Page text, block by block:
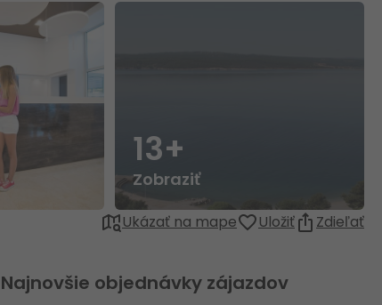
13+
Zobraziť
Ukázať na mape Uložiť Zdieľať
Najnovšie objednávky zájazdov